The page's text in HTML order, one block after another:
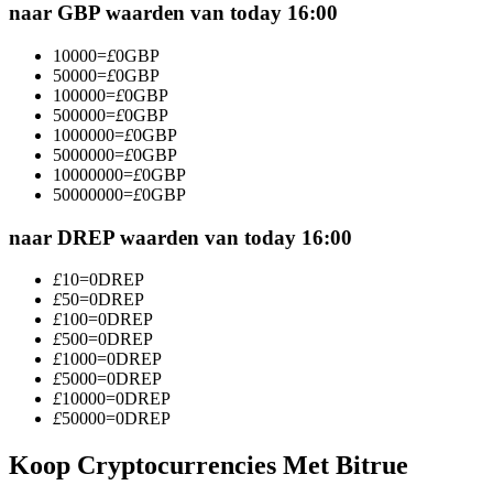
Word een Copy Trader
Big data-analyse inclusief handelsinformatie, enz.
naar GBP waarden van today 16:00
10000=£0GBP
50000=£0GBP
100000=£0GBP
500000=£0GBP
1000000=£0GBP
5000000=£0GBP
10000000=£0GBP
50000000=£0GBP
naar DREP waarden van today 16:00
£10=0DREP
£50=0DREP
£100=0DREP
£500=0DREP
£1000=0DREP
£5000=0DREP
£10000=0DREP
£50000=0DREP
Koop Cryptocurrencies Met Bitrue